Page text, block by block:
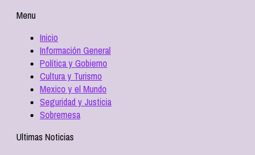
Menu
Inicio
Información General
Política y Gobierno
Cultura y Turismo
Mexico y el Mundo
Seguridad y Justicia
Sobremesa
Ultimas Noticias